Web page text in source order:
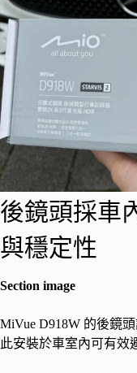
後鏡頭採車
與穩定性
Section image
MiVue D918W 的後鏡
此安裝於車室內可有效